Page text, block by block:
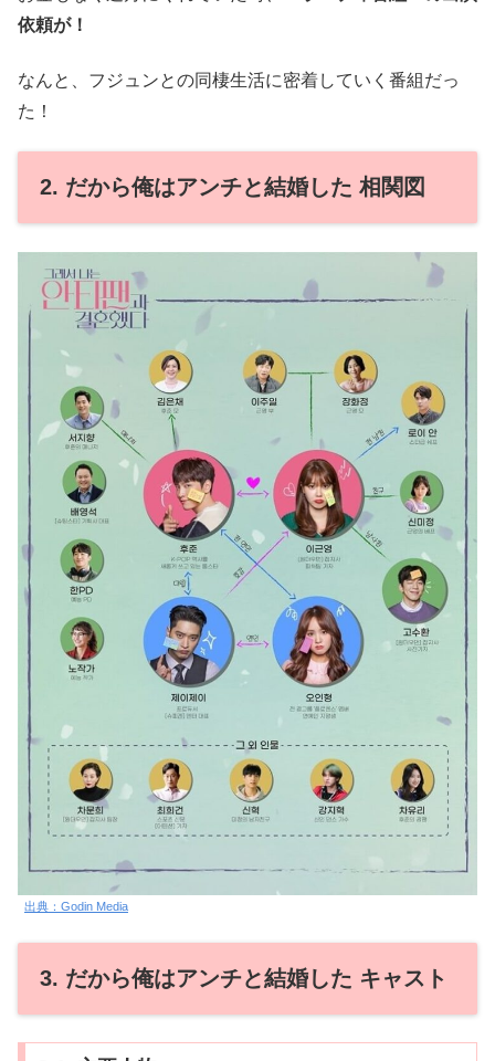
依頼が！
なんと、フジュンとの同棲生活に密着していく番組だっ
た！
2. だから俺はアンチと結婚した 相関図
出典：Godin Media
3. だから俺はアンチと結婚した キャスト